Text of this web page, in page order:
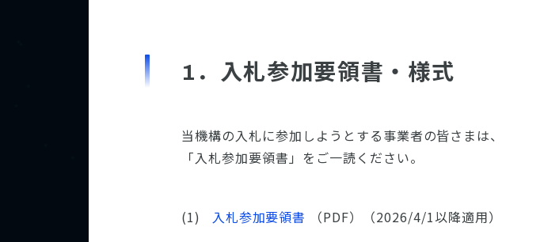
1．入札参加要領書・様式
当機構の入札に参加しようとする事業者の皆さまは、
「入札参加要領書」をご一読ください。
入札参加要領書 （PDF）（2026/4/1以降適用）